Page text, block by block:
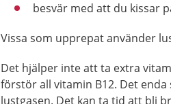
besvär med att du kissar
Vissa som upprepat använder
Det hjälper inte att ta extra
förstör all vitamin B12. Det
lustgasen. Det kan ta tid att bli